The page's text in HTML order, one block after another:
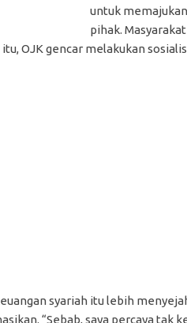
untuk
pihak.
OJK gencar melakukan
syariah itu lebih
“Sebab, saya percaya tak